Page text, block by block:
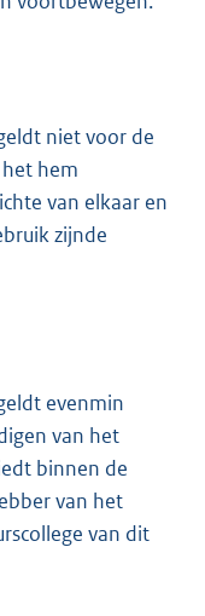
niet voor de
hem
van elkaar en
zijnde
evenmin
van het
binnen de
van het
van dit